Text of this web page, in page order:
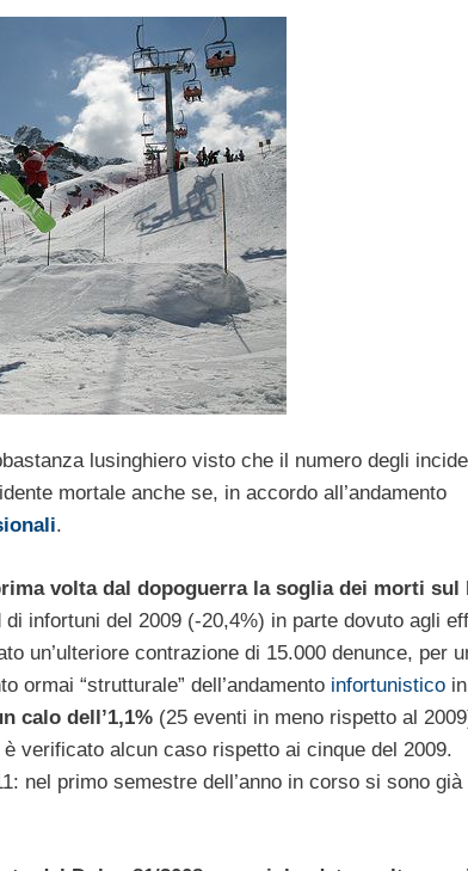
lusinghiero visto che il numero degli
mortale anche se, in accordo all’andamento
.
volta dal dopoguerra la soglia dei morti sul
infortuni del 2009 (-20,4%) in parte dovuto agli
un’ulteriore contrazione di 15.000 denunce, per
ormai “strutturale” dell’andamento infortunistico in
calo dell’1,1% (25 eventi in meno rispetto al
verificato alcun caso rispetto ai cinque del 2009.
nel primo semestre dell’anno in corso si sono già